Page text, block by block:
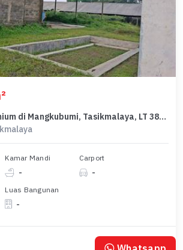
Dijual Tanah Premium di Mangkubumi, Tasikmalaya, LT 3800m²
Kamar Mandi
-
Carport
-
Luas Bangunan
-